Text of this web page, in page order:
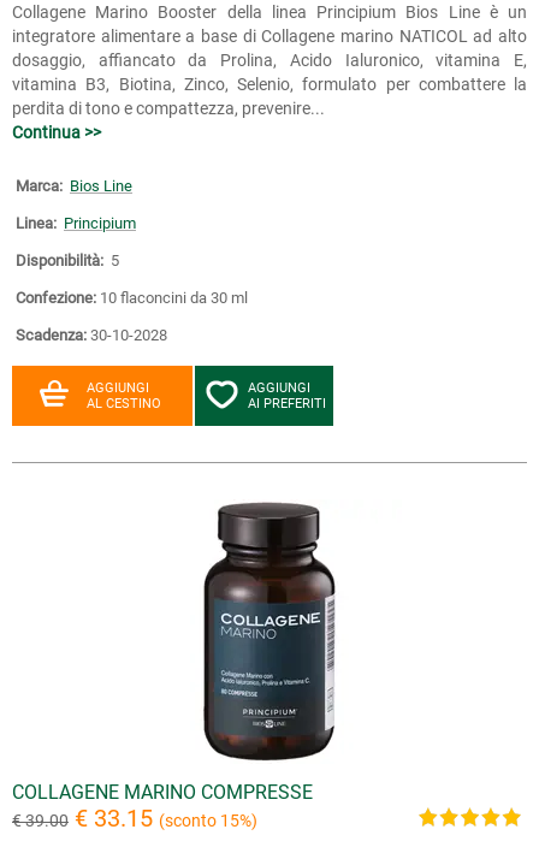
Collagene Marino Booster della linea Principium Bios Line è un
integratore alimentare a base di Collagene marino NATICOL ad alto
dosaggio, affiancato da Prolina, Acido Ialuronico, vitamina E,
vitamina B3, Biotina, Zinco, Selenio, formulato per combattere la
perdita di tono e compattezza, prevenire...
Continua >>
Marca: Bios Line
Linea: Principium
Disponibilità: 5
Confezione: 10 flaconcini da 30 ml
Scadenza: 30-10-2028
AGGIUNGI
AL CESTINO
AGGIUNGI
AI PREFERITI
COLLAGENE MARINO COMPRESSE
€ 39.00 € 33.15 (sconto 15%)